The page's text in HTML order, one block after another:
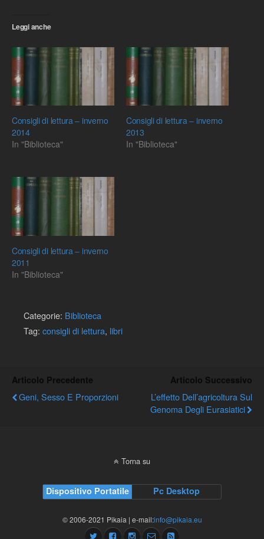
Leggi anche
Consigli di lettura – inverno
2014
In "Biblioteca"
Consigli di lettura – inverno
2013
In "Biblioteca"
Consigli di lettura – inverno
2011
In "Biblioteca"
Categorie: Biblioteca
Tag: consigli di lettura, libri
Articolo Precedente
Geni, Sesso E Proporzioni
Articolo Successivo
L’effetto Dell’agricoltura Sul
Genoma Degli Eurasiatici
Torna su
Dispositivo Portatile Pc Desktop
© 2006-2021 Pikaia | e-mail:info@pikaia.eu